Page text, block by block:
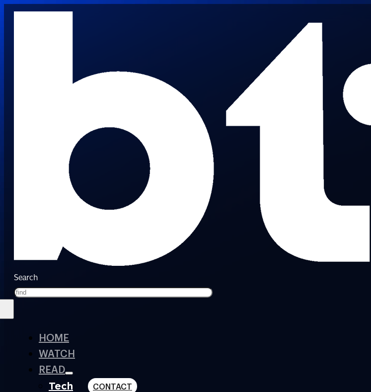
Search
HOME
WATCH
READ
Tech
CONTACT